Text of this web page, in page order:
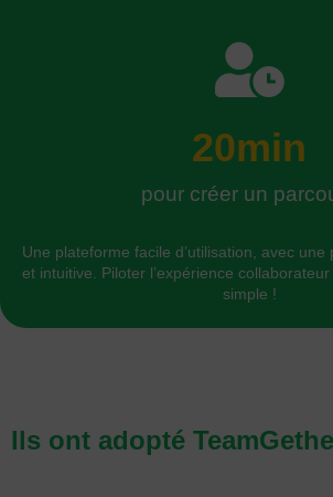
20min
pour créer un
Une plateforme facile d’utilisation, avec
et intuitive. Piloter l’expérience collaborateur
simple !
Ils ont adopté